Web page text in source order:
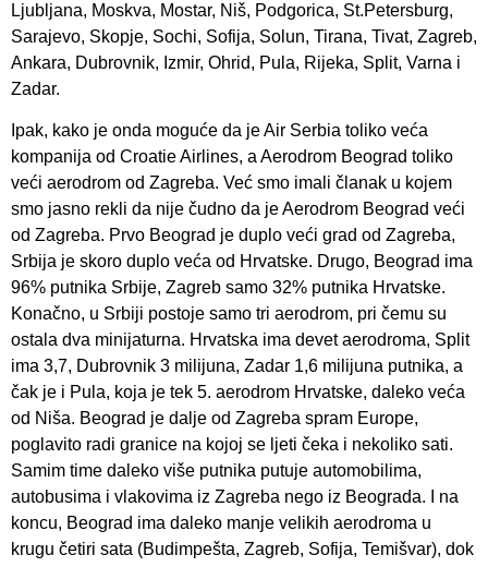
Ljubljana, Moskva, Mostar, Niš, Podgorica, St.Petersburg,
Sarajevo, Skopje, Sochi, Sofija, Solun, Tirana, Tivat, Zagreb,
Ankara, Dubrovnik, Izmir, Ohrid, Pula, Rijeka, Split, Varna i
Zadar.
Ipak, kako je onda moguće da je Air Serbia toliko veća
kompanija od Croatie Airlines, a Aerodrom Beograd toliko
veći aerodrom od Zagreba. Već smo imali članak u kojem
smo jasno rekli da nije čudno da je Aerodrom Beograd veći
od Zagreba. Prvo Beograd je duplo veći grad od Zagreba,
Srbija je skoro duplo veća od Hrvatske. Drugo, Beograd ima
96% putnika Srbije, Zagreb samo 32% putnika Hrvatske.
Konačno, u Srbiji postoje samo tri aerodrom, pri čemu su
ostala dva minijaturna. Hrvatska ima devet aerodroma, Split
ima 3,7, Dubrovnik 3 milijuna, Zadar 1,6 milijuna putnika, a
čak je i Pula, koja je tek 5. aerodrom Hrvatske, daleko veća
od Niša. Beograd je dalje od Zagreba spram Europe,
poglavito radi granice na kojoj se ljeti čeka i nekoliko sati.
Samim time daleko više putnika putuje automobilima,
autobusima i vlakovima iz Zagreba nego iz Beograda. I na
koncu, Beograd ima daleko manje velikih aerodroma u
krugu četiri sata (Budimpešta, Zagreb, Sofija, Temišvar), dok